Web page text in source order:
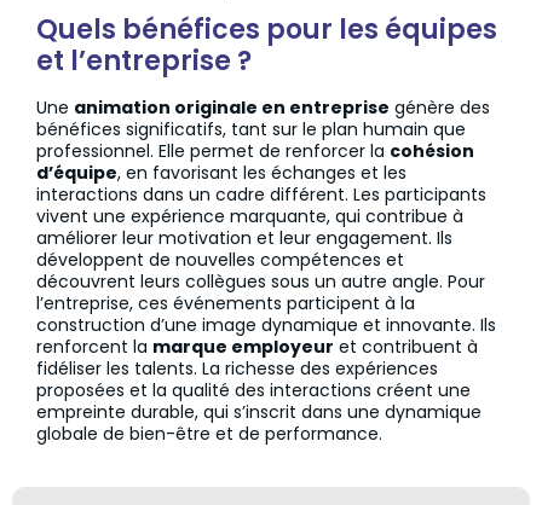
Quels bénéfices pour les équipes
et l’entreprise ?
Une animation originale en entreprise génère des
bénéfices significatifs, tant sur le plan humain que
professionnel. Elle permet de renforcer la cohésion
d’équipe, en favorisant les échanges et les
interactions dans un cadre différent. Les participants
vivent une expérience marquante, qui contribue à
améliorer leur motivation et leur engagement. Ils
développent de nouvelles compétences et
découvrent leurs collègues sous un autre angle. Pour
l’entreprise, ces événements participent à la
construction d’une image dynamique et innovante. Ils
renforcent la marque employeur et contribuent à
fidéliser les talents. La richesse des expériences
proposées et la qualité des interactions créent une
empreinte durable, qui s’inscrit dans une dynamique
globale de bien-être et de performance.